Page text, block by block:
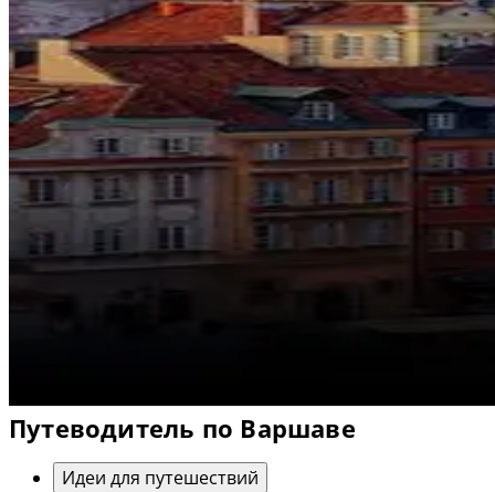
Путеводитель по Варшаве
Идеи для путешествий